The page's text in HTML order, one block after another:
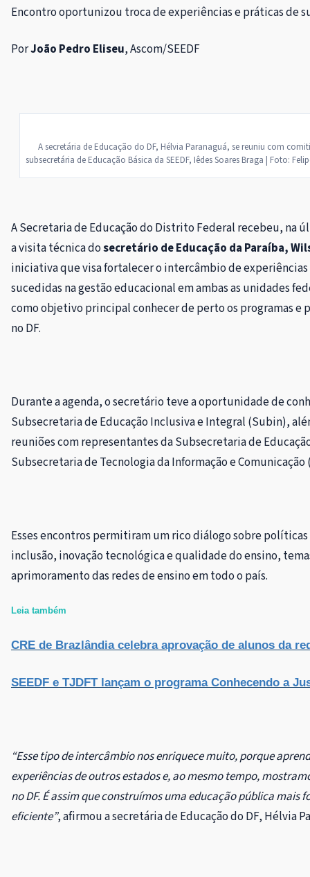
Encontro oportunizou troca de experiências e práticas de
PorJoão Pedro Eliseu, Ascom/SEEDF
A secretária de Educação do DF, Hélvia Paranaguá, se reuniu com
subsecretária de Educação Básica da SEEDF, Iêdes Soares Braga | Foto:
A Secretaria de Educação do Distrito Federal recebeu, na
a visita técnica dosecretário de Educação da Paraíba,
iniciativa que visa fortalecer o intercâmbio de
sucedidas na gestão educacional em ambas as unidades
como objetivo principal conhecer de perto os programas e
no DF.
Durante a agenda, o secretário teve a oportunidade de
Subsecretaria de Educação Inclusiva e Integral (Subin),
reuniões com representantes da Subsecretaria de
Subsecretaria de Tecnologia da Informação e
Esses encontros permitiram um rico diálogo sobre
inclusão, inovação tecnológica e qualidade do ensino,
aprimoramento das redes de ensino em todo o país.
Leia também
CRE de Brazlândia celebra aprovação de alunos da
SEEDF e TJDFT lançam o programa Conhecendo a
“Esse tipo de intercâmbio nos enriquece muito, porque
experiências de outros estados e, ao mesmo tempo,
no DF. É assim que construímos uma educação pública mais
eficiente”, afirmou a secretária de Educação do DF, Hélvia